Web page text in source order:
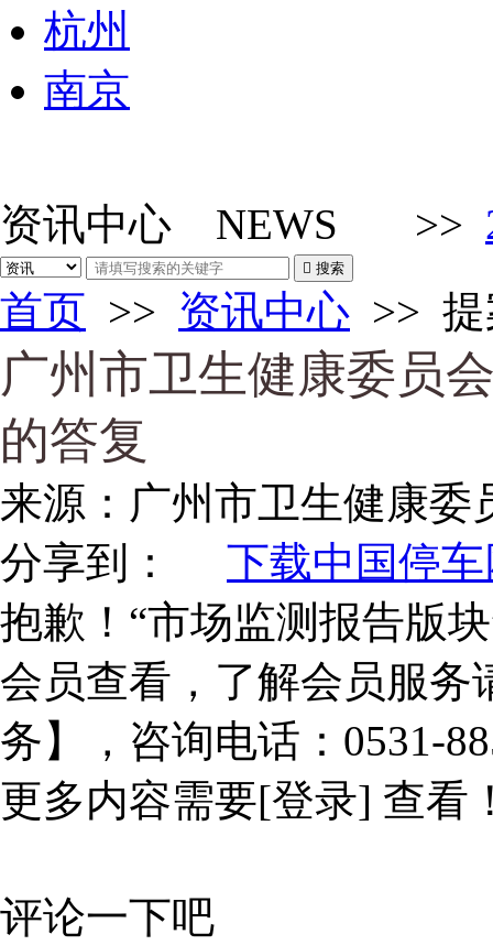
杭州
南京
资讯中心 NEWS >>
 搜索
首页 >> 资讯中心 >>
广州市卫生健康委员
的答复
来源： 广州市卫生健康委
分享到：
下载中国停车
抱歉！“市场监测报告版
会员查看，了解会员服务
务】，咨询电话：0531-
更多内容需要[登录] 查看
评论一下吧